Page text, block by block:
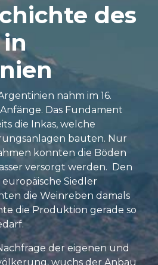
des
nahm im 16.
Das Fundament
die Inkas, welche
bauten. Nur
konnten die Böden
versorgt werden. Den
Siedler
die Weinreben damals
die Produktion gerade so
der eigenen und
wuchs der Anbau